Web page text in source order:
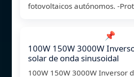
fotovoltaicos autónomos. -
📌
100W 150W 3000W
solar de onda sinusoidal
100W 150W 3000W Inversor